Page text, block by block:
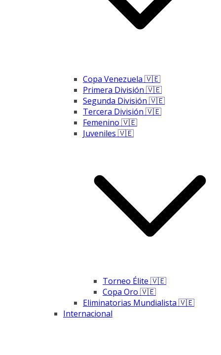
Copa Venezuela 🇻🇪
Primera División 🇻🇪
Segunda División 🇻🇪
Tercera División 🇻🇪
Femenino 🇻🇪
Juveniles 🇻🇪
Torneo Élite 🇻🇪
Copa Oro 🇻🇪
Eliminatorias Mundialista 🇻🇪
Internacional